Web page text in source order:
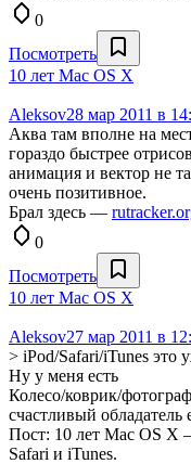
0
Посмотреть
10 лет Mac OS X
Aleksov28 мар 2011 в
Аква там вполне на
гораздо быстрее
анимация и вектор не
очень позитивное.
Брал здесь —
0
Посмотреть
10 лет Mac OS X
Aleksov27 мар 2011 в
> iPod/Safari/iTunes это
Ну у меня есть
Колесо/коврик/
счастливый обладатель
Пост: 10 лет Mac OS X
Safari и iTunes.